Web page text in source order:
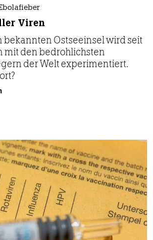
Viren
bekannten Ostseeinsel wird seit
mit den bedrohlichsten
der Welt experimentiert.